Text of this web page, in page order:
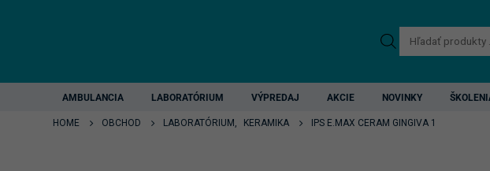
Products
search
AMBULANCIA LABORATÓRIUM VÝPREDAJ AKCIE NOVINKY
HOME OBCHOD LABORATÓRIUM , KERAMIKA IPS E.MAX CERAM GINGIVA 1